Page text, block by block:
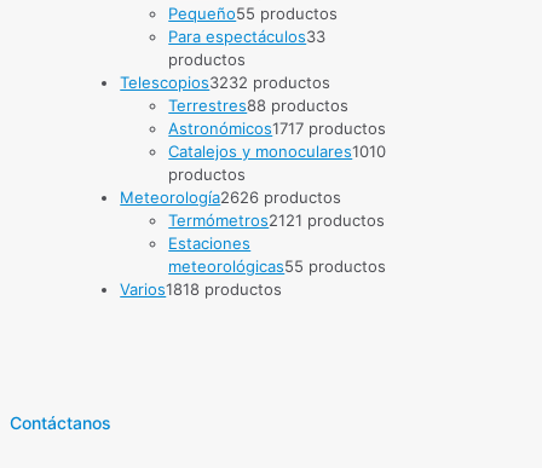
Pequeño55 productos
Para espectáculos33
productos
Telescopios3232 productos
Terrestres88 productos
Astronómicos1717 productos
Catalejos y monoculares1010
productos
Meteorología2626 productos
Termómetros2121 productos
Estaciones
meteorológicas55 productos
Varios1818 productos
Contáctanos